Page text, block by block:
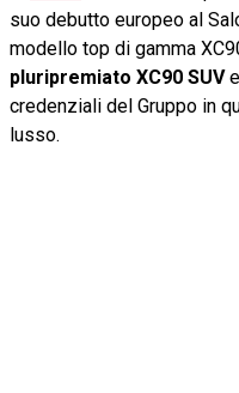
suo debutto europeo al
modello top di gamma
pluripremiato XC90 SUV
credenziali del Gruppo in
lusso.